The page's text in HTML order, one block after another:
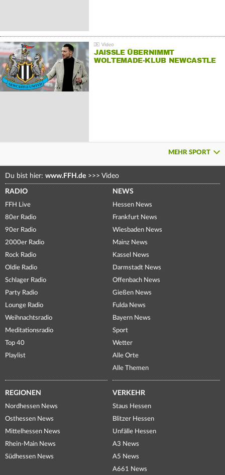
JAISSLE ÜBERNIMMT
WOLTEMADE-KLUB NEWCASTLE
MEHR SPORT
Du bist hier: www.FFH.de >>> Video
RADIO
FFH Live
80er Radio
90er Radio
2000er Radio
Rock Radio
Oldie Radio
Schlager Radio
Party Radio
Lounge Radio
Weihnachtsradio
Meditationsradio
Top 40
Playlist
NEWS
Hessen News
Frankfurt News
Wiesbaden News
Mainz News
Kassel News
Darmstadt News
Offenbach News
Gießen News
Fulda News
Bayern News
Sport
Wetter
Alle Orte
Alle Themen
REGIONEN
Nordhessen News
Osthessen News
Mittelhessen News
Rhein-Main News
Südhessen News
VERKEHR
Staus Hessen
Blitzer Hessen
Unfälle Hessen
A3 News
A5 News
A661 News